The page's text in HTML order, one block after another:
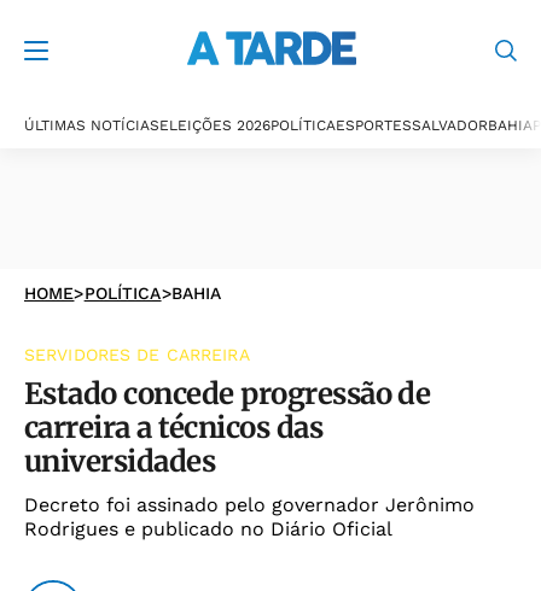
ÚLTIMAS NOTÍCIASELEIÇÕES 2026POLÍTICAESPORTESSALVADORBAHIA
HOME>POLÍTICA>BAHIA
SERVIDORES DE CARREIRA
Estado concede progressão de
carreira a técnicos das
universidades
Decreto foi assinado pelo governador Jerônimo
Rodrigues e publicado no Diário Oficial